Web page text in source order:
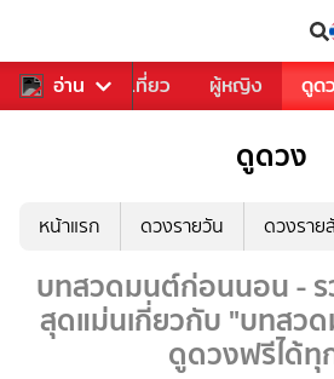
อ่าน
อาหาร ท่องเที่ยว ผู้หญิง ดูด
ดูดวง
หน้าแรก ดวงรายวัน ดวงราย
บทสวดมนต์ก่อนนอน -
สุดแม่นเกี่ยวกับ "บทสว
ดูดวงฟรีได้ทุ